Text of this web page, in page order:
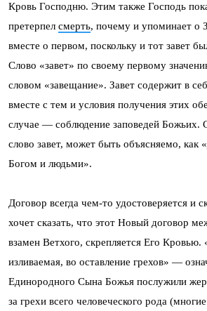
Кровь Господню. Этим также Господь
претерпел смерть, почему и упоминает о
вместе о первом, поскольку и тот завет
Слово «завет» по своему первому
словом «завещание». Завет содержит в
вместе с тем и условия получения этих
случае — соблюдение заповедей Божьих.
слово завет, может быть объясняемо, как
Богом и людьми».
Договор всегда чем-то удостоверяется и
хочет сказать, что этот Новый договор
взамен Ветхого, скрепляется Его Кровью.
изливаемая, во оставление грехов» —
Единородного Сына Божья послужили
за грехи всего человеческого рода